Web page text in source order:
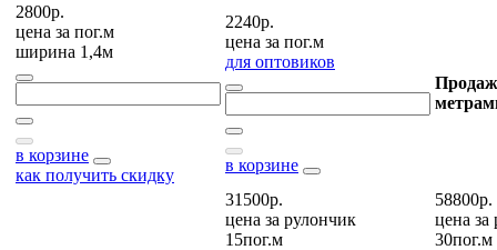
2800р.
цена за пог.м
ширина 1,4м
в корзине
как получить скидку
2240р.
цена за пог.м
для оптовиков
в корзине
31500р.
цена за рулончик
15пог.м
58800р.
цена за
30пог.м